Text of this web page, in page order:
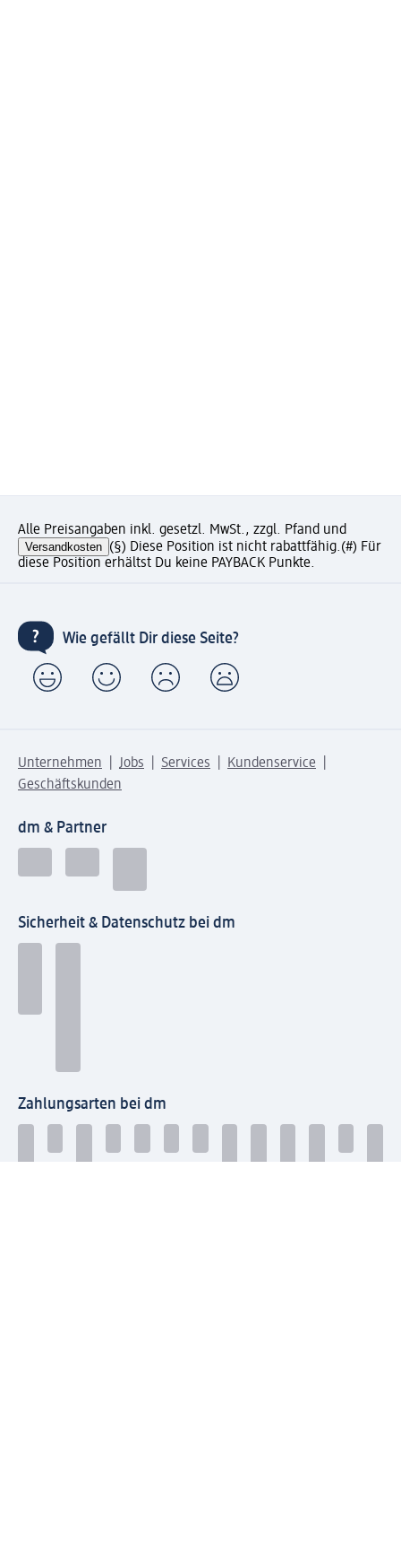
Alle Preisangaben inkl. gesetzl. MwSt., zzgl. Pfand und
Versandkosten (§) Diese Position ist nicht rabattfähig.(#) Für
diese Position erhältst Du keine PAYBACK Punkte.
Wie gefällt Dir diese Seite?
Unternehmen Jobs Services
Kundenservice
Geschäftskunden
dm & Partner
Sicherheit & Datenschutz bei dm
Zahlungsarten bei dm